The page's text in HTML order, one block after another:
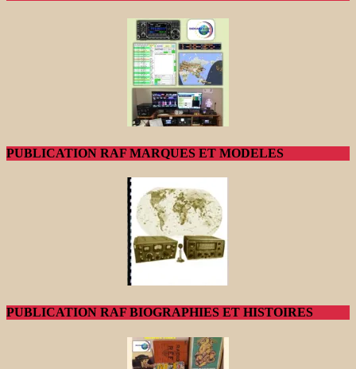
PUBLICATION RAF MARQUES ET MODELES
PUBLICATION RAF BIOGRAPHIES ET HISTOIRES